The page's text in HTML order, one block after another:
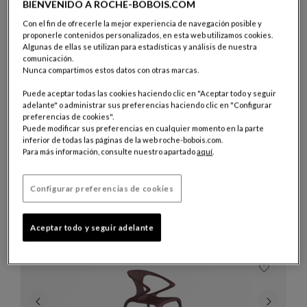
Catalina
Mesa De Comedor
Ver Descripción Completa
Mesa de comedor
BIENVENIDO A ROCHE-BOBOIS.COM
Con el fin de ofrecerle la mejor experiencia de navegación posible y
proponerle contenidos personalizados, en esta web utilizamos cookies.
Algunas de ellas se utilizan para estadísticas y análisis de nuestra
comunicación.
Nunca compartimos estos datos con otras marcas.
Puede aceptar todas las cookies haciendo clic en "Aceptar todo y seguir
adelante" o administrar sus preferencias haciendo clic en "Configurar
preferencias de cookies".
Puede modificar sus preferencias en cualquier momento en la parte
inferior de todas las páginas de la web roche-bobois.com.
Para más información, consulte nuestro apartadoaquí
Configurar preferencias de cookies
Aceptar todo y seguir adelante